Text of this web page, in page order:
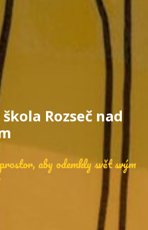
Rozseč nad
aby odemkly svět svým